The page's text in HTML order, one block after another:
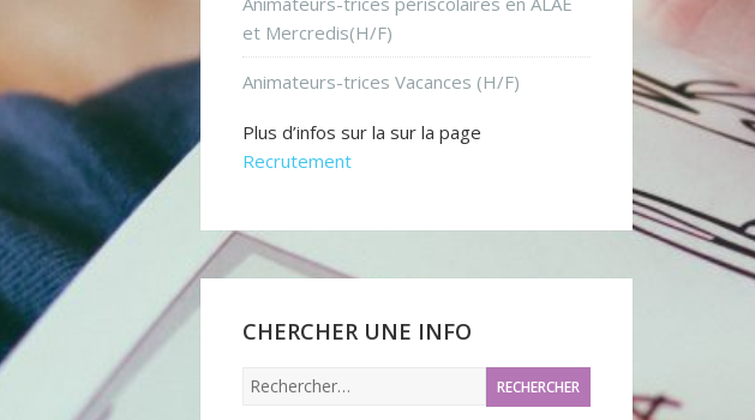
et Mercredis(H/F)
Animateurs-trices Vacances (H/F)
Plus d’infos sur la sur la page
Recrutement
CHERCHER UNE INFO